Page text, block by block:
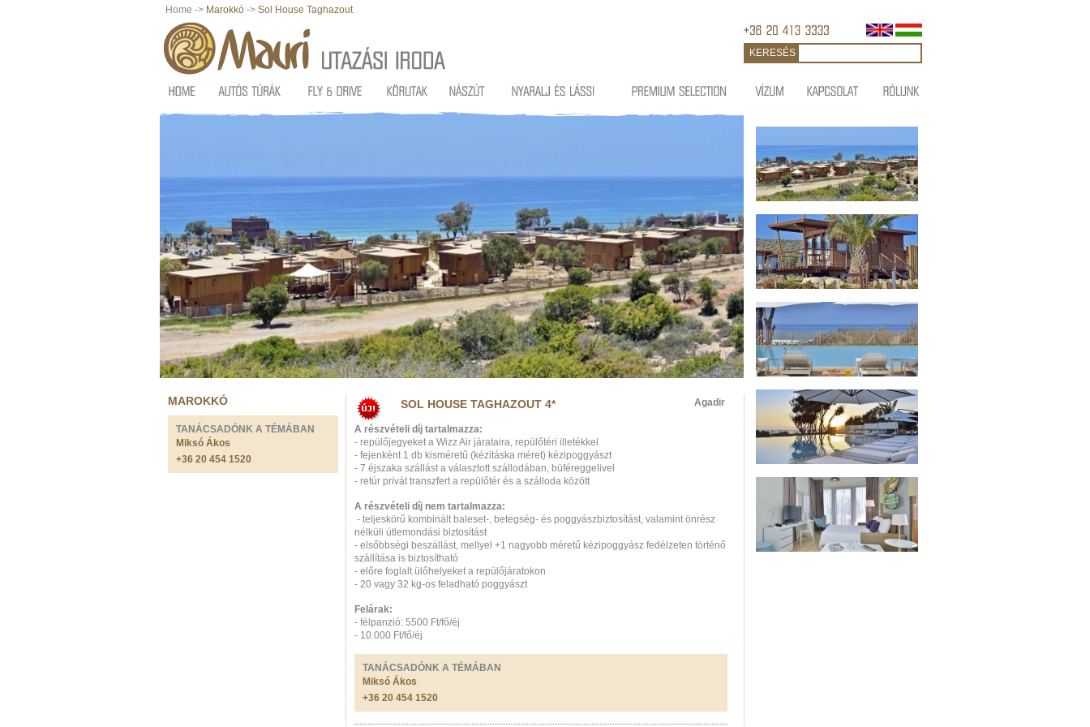
Home -> Marokkó -> Sol House Taghazout
KERESÉS
MAROKKÓ
TANÁCSADÓNK A TÉMÁBAN
Miksó Ákos
+36 20 454 1520
SOL HOUSE TAGHAZOUT 4* Agadir
A részvételi díj tartalmazza:
- repülőjegyeket a Wizz Air járataira, repülőtéri illetékkel
- fejenként 1 db kisméretű (kézitáska méret) kézipoggyászt
- 7 éjszaka szállást a választott szállodában, büféreggelivel
- retúr privát transzfert a repülőtér és a szálloda között
A részvételi díj nem tartalmazza:
- teljeskörű kombinált baleset-, betegség- és poggyászbiztosítást, valamint önrész
nélküli útlemondási biztosítást
- elsőbbségi beszállást, mellyel +1 nagyobb méretű kézipoggyász fedélzeten történő
szállítása is biztosítható
- előre foglalt ülőhelyeket a repülőjáratokon
- 20 vagy 32 kg-os feladható poggyászt
Felárak:
- félpanzió: 5500 Ft/fő/éj
- 10.000 Ft/fő/éj
TANÁCSADÓNK A TÉMÁBAN
Miksó Ákos
+36 20 454 1520